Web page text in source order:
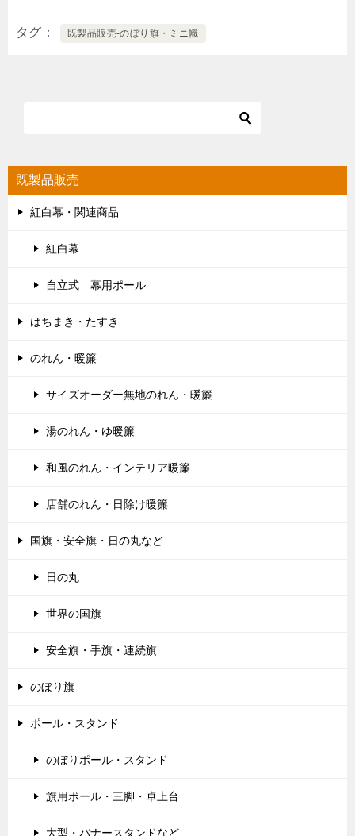
タグ 既製品販売-のぼり旗・ミニ幟
既製品販売
紅白幕・関連商品
紅白幕
自立式 幕用ポール
はちまき・たすき
のれん・暖簾
サイズオーダー無地のれん・暖簾
湯のれん・ゆ暖簾
和風のれん・インテリア暖簾
店舗のれん・日除け暖簾
国旗・安全旗・日の丸など
日の丸
世界の国旗
安全旗・手旗・連続旗
のぼり旗
ポール・スタンド
のぼりポール・スタンド
旗用ポール・三脚・卓上台
大型・バナースタンドなど